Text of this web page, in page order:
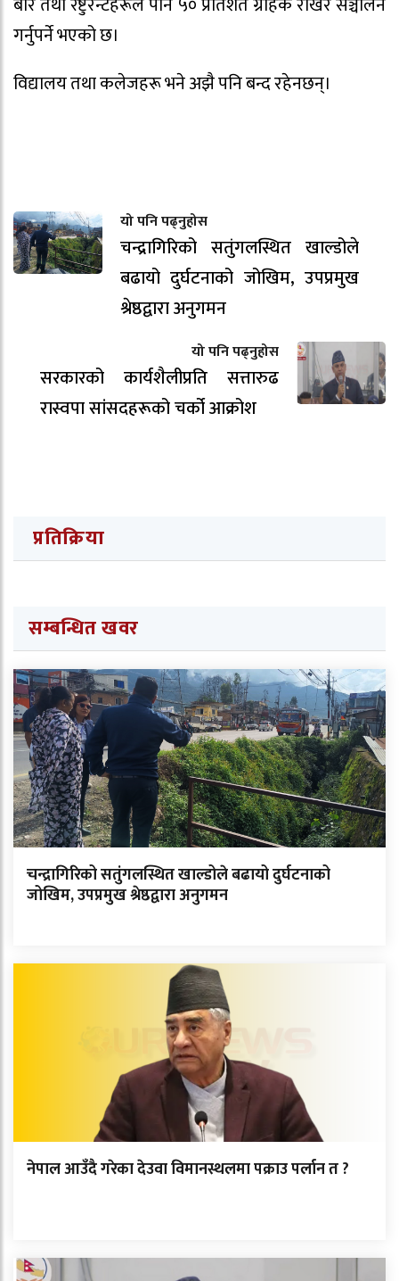
गर्नुपर्ने भएको छ।
विद्यालय तथा कलेजहरू भने अझै पनि बन्द रहेनछन्।
यो पनि पढ्नुहोस
चन्द्रागिरिको सतुंगलस्थित खाल्डोले
बढायो दुर्घटनाको जोखिम, उपप्रमुख
श्रेष्ठद्वारा अनुगमन
यो पनि पढ्नुहोस
सरकारको कार्यशैलीप्रति सत्तारुढ
रास्वपा सांसदहरूको चर्को आक्रोश
प्रतिक्रिया
सम्बन्धित खवर
चन्द्रागिरिको सतुंगलस्थित खाल्डोले बढायो दुर्घटनाको
जोखिम, उपप्रमुख श्रेष्ठद्वारा अनुगमन
नेपाल आउँदै गरेका देउवा विमानस्थलमा पक्राउ पर्लान त ?